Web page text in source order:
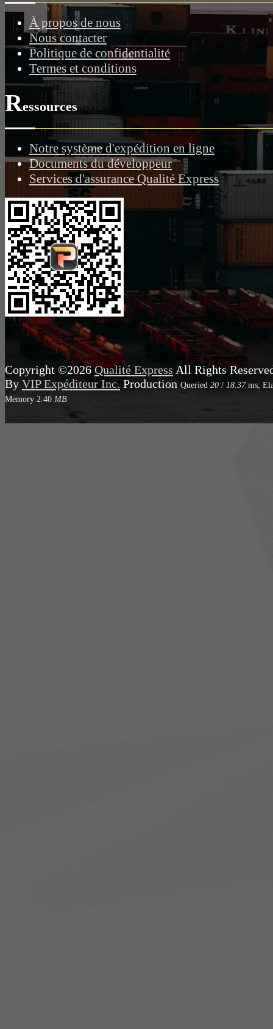
À propos de nous
Nous contacter
Politique de confidentialité
Termes et conditions
Ressources
Notre système d'expédition en ligne
Documents du développeur
Services d'assurance Qualité Express
Copyright ©2026Qualité Express All Rights
By VIP Expéditeur Inc. Production Queried 20 / 18.37ms;
Memory 2.40 MB